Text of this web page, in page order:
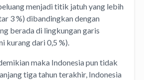
menjadi titik jatuh yang lebih
3 %) dibandingkan dengan
berada di lingkungan garis
kurang dari 0,5 %).
maka Indonesia pun tidak
tiga tahun terakhir, Indonesia